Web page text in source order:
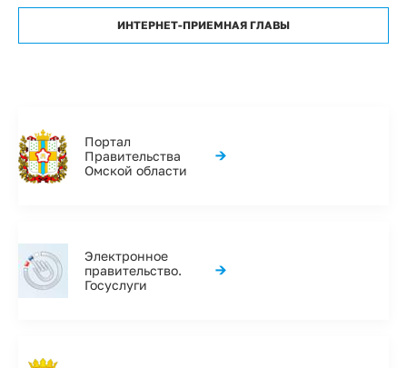
ИНТЕРНЕТ-ПРИЕМНАЯ ГЛАВЫ
Портал
Правительства
Омской области
→
Электронное
правительство.
Госуслуги
→